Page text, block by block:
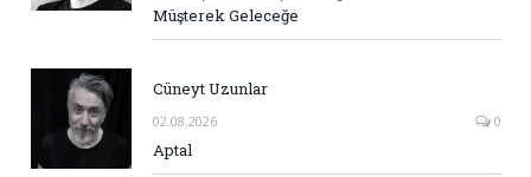
Müşterek Geleceğe
Cüneyt Uzunlar
02.08.2026 0
Aptal